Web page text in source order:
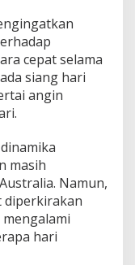
cepat selama
siang hari
angin
masih
Namun,
diperkirakan
hari